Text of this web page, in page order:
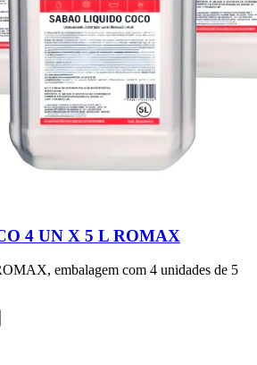
4 UN X 5 L ROMAX
embalagem com 4 unidades de 5